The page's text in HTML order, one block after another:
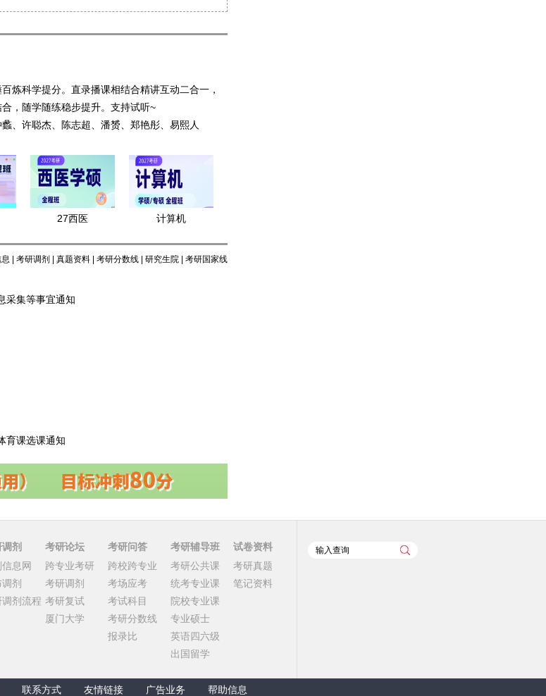
炼科学提分。直录播课相结合精讲互动二合一，
，随学随练稳步提升。支持试听~
、许聪杰、陈志超、潘赟、郑艳彤、易熙人
27西医 计算机
考研调剂 真题资料 考研分数线 研究生院 考研国家线
采集等事宜通知
育课选课通知
剂
息网
剂
剂流程
考研论坛
跨专业考研
考研调剂
考研复试
厦门大学
考研问答
跨校跨专业
考场应考
考试科目
考研分数线
报录比
考研辅导班
考研公共课
统考专业课
院校专业课
专业硕士
英语四六级
出国留学
试卷资料
考研真题
笔记资料
联系方式 友情链接 广告业务 帮助信息